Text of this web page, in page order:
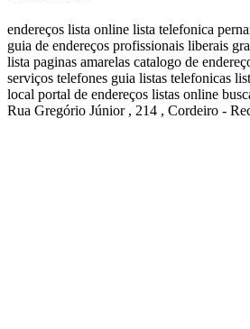
endereços lista online lista telefonica
guia de endereços profissionais liberais
lista paginas amarelas catalogo de
serviços telefones guia listas telefonicas
local portal de endereços listas online
Rua Gregório Júnior , 214 , Cordeiro -